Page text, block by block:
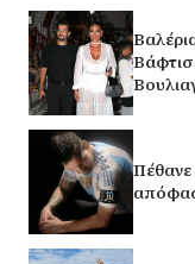
Πέθανε